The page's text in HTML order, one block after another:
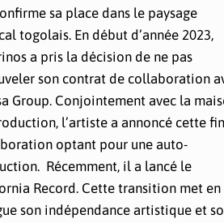
sa place dans le paysage
togolais. En début d’année 2023,
a pris la décision de ne pas
son contrat de collaboration
Group. Conjointement avec la
l’artiste a annoncé cette
optant pour une auto-
Récemment, il a lancé le
Record. Cette transition met en
son indépendance artistique et